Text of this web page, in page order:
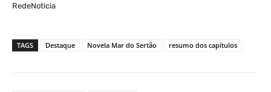
RedeNoticia
TAGS Destaque Novela Mar do Sertão resumo dos capítulos